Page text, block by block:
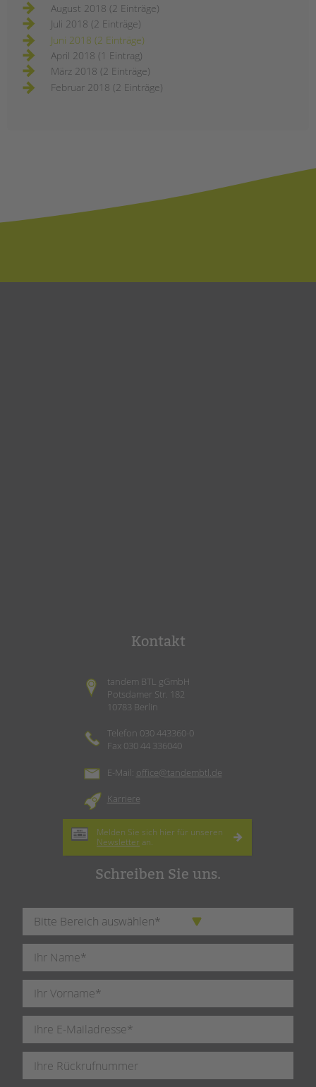
August 2018 (2 Einträge)
Juli 2018 (2 Einträge)
Juni 2018 (2 Einträge)
April 2018 (1 Eintrag)
März 2018 (2 Einträge)
Februar 2018 (2 Einträge)
Kontakt
tandem BTL gGmbH
Potsdamer Str. 182
10783 Berlin
Telefon 030 443360-0
Fax 030 44 336040
E-Mail: office@tandembtl.de
Karriere
Melden Sie sich hier für unseren
Newsletter an.
Schreiben Sie uns.